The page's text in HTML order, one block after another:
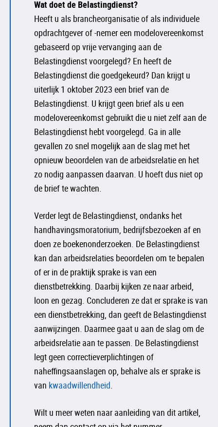
Wat doet de Belastingdienst?
Heeft u als brancheorganisatie of als individuele
opdrachtgever of -nemer een modelovereenkomst
gebaseerd op vrije vervanging aan de
Belastingdienst voorgelegd? En heeft de
Belastingdienst die goedgekeurd? Dan krijgt u
uiterlijk 1 oktober 2023 een brief van de
Belastingdienst. U krijgt geen brief als u een
modelovereenkomst gebruikt die u niet zelf aan de
Belastingdienst hebt voorgelegd. Ga in alle
gevallen zo snel mogelijk aan de slag met het
opnieuw beoordelen van de arbeidsrelatie en het
zo nodig aanpassen daarvan. U hoeft dus niet op
de brief te wachten.
Verder legt de Belastingdienst, ondanks het
handhavingsmoratorium, bedrijfsbezoeken af en
doen ze boekenonderzoeken. De Belastingdienst
kan dan arbeidsrelaties beoordelen om te bepalen
of er in de praktijk sprake is van een
dienstbetrekking. Daarbij kijken ze naar arbeid,
loon en gezag. Concluderen ze dat er sprake is van
een dienstbetrekking, dan geeft de Belastingdienst
aanwijzingen. Daarmee gaat u aan de slag om de
arbeidsrelatie aan te passen. De Belastingdienst
legt geen correctieverplichtingen of
naheffingsaanslagen op, behalve als er sprake is
van kwaadwillendheid.
Wilt u meer weten naar aanleiding van dit artikel,